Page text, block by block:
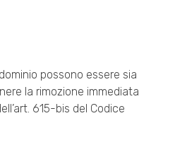
possono essere sia
la rimozione immediata
615-bis del Codice